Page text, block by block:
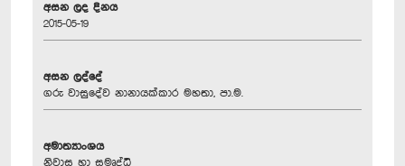
අසන ලද දිනය
2015-05-19
අසන ලද්දේ
ගරු වාසුදේව නානායක්කාර මහතා, පා.ම.
අමාත්‍යාංශය
නිවාස හා සමෘද්ධි